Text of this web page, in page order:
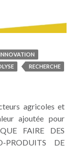
RECHERCHE
agricoles et
ajoutée pour
FAIRE DES
DE